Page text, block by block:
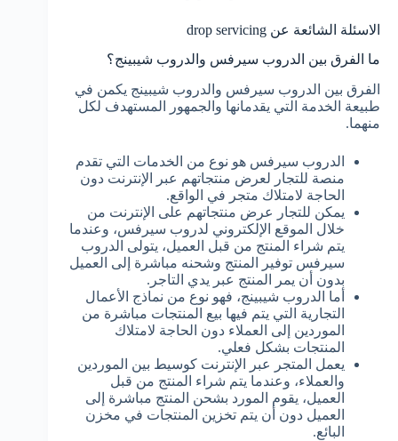
الاسئلة الشائعة عن drop servicing
ما الفرق بين الدروب سيرفس والدروب شيبينج؟
الفرق بين الدروب سيرفس والدروب شيبينج يكمن في
طبيعة الخدمة التي يقدمانها والجمهور المستهدف لكل
منهما.
الدروب سيرفس هو نوع من الخدمات التي تقدم
منصة للتجار لعرض منتجاتهم عبر الإنترنت دون
الحاجة لامتلاك متجر في الواقع.
يمكن للتجار عرض منتجاتهم على الإنترنت من
خلال الموقع الإلكتروني لدروب سيرفس، وعندما
يتم شراء المنتج من قبل العميل، يتولى الدروب
سيرفس توفير المنتج وشحنه مباشرة إلى العميل
بدون أن يمر المنتج عبر يدي التاجر.
أما الدروب شيبينج، فهو نوع من نماذج الأعمال
التجارية التي يتم فيها بيع المنتجات مباشرة من
الموردين إلى العملاء دون الحاجة لامتلاك
المنتجات بشكل فعلي.
يعمل المتجر عبر الإنترنت كوسيط بين الموردين
والعملاء، وعندما يتم شراء المنتج من قبل
العميل، يقوم المورد بشحن المنتج مباشرة إلى
العميل دون أن يتم تخزين المنتجات في مخزن
البائع.